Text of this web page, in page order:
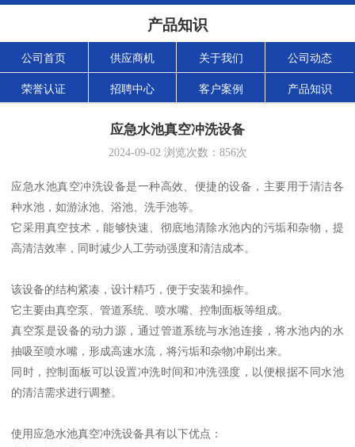
产品知识
公司首页 供应商机 关于我们 公司动态
荣誉认证 招聘中心 客户案例 产品知识
应急水池真空冲洗设备
2024-09-02浏览次数： 856次
应急水池真空冲洗设备是一种高效、便捷的设备，主要用于清洁各
种水池，如游泳池、浴池、洗手池等。
它采用真空技术，能够快速、彻底地清除水池内的污垢和杂物，提
高清洁效率，同时减少人工劳动强度和清洁成本。
该设备的结构紧凑，设计精巧，便于安装和操作。
它主要由真空泵、管道系统、喷水嘴、控制面板等组成。
真空泵是设备的动力源，通过管道系统与水池连接，将水池内的水
抽吸至喷水嘴，形成高速水流，将污垢和杂物冲刷出来。
同时，控制面板可以设置冲洗时间和冲洗强度，以便根据不同水池
的清洁需求进行调整。
使用应急水池真空冲洗设备具有以下优点：